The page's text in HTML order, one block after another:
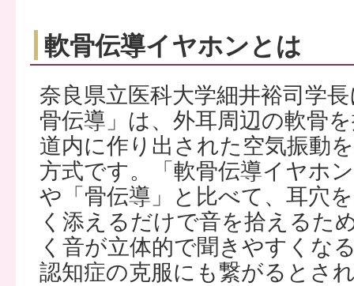
軟骨伝導イヤホンとは
奈良県立医科大学細井裕司学
骨伝導」は、外耳周辺の軟骨
道内に作り出された空気振動
方式です。「軟骨伝導イヤホ
や「骨伝導」と比べて、耳穴
く添えるだけで音を拾えるた
く音が立体的で聞きやすくな
認知症の克服にも繋がるとさ